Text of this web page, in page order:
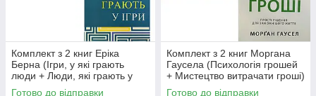
Комплект з 2 книг Еріка
Берна (Ігри, у які грають
люди + Люди, які грають у
ігри)
Готово до відправки
Комплект з 2 книг Моргана
Гаусела (Психологія грошей
+ Мистецтво витрачати гроші)
Готово до відправки